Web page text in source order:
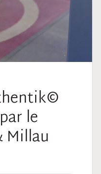
le
Millau